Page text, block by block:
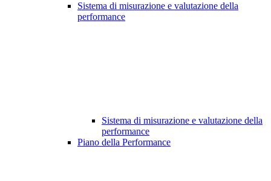
Sistema di misurazione e valutazione della
performance
Sistema di misurazione e valutazione della
performance
Piano della Performance